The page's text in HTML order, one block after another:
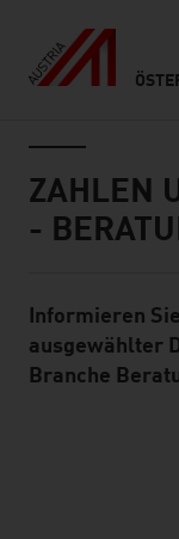
ZAHLEN
-
Standard
Informieren
ausgewählter
Branche